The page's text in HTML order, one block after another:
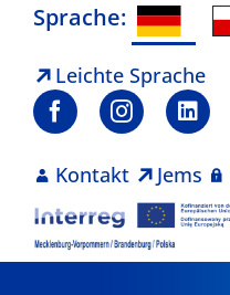
Zum
springen
Sprache:
Leichte Sprache
Kontakt Jems